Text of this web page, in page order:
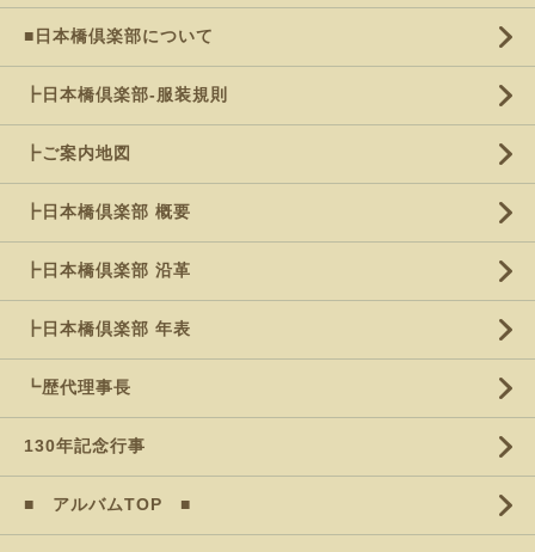
■日本橋倶楽部について
┣日本橋倶楽部-服装規則
┣ご案内地図
┣日本橋倶楽部 概要
┣日本橋倶楽部 沿革
┣日本橋倶楽部 年表
┗歴代理事長
130年記念行事
■ アルバムTOP ■